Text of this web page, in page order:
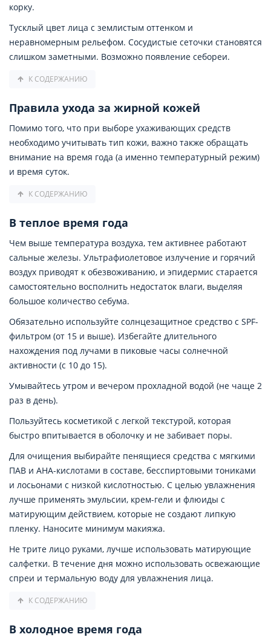
корку.
Тусклый цвет лица с землистым оттенком и
неравномерным рельефом. Сосудистые сеточки становятся
слишком заметными. Возможно появление себореи.
К СОДЕРЖАНИЮ
Правила ухода за жирной кожей
Помимо того, что при выборе ухаживающих средств
необходимо учитывать тип кожи, важно также обращать
внимание на время года (а именно температурный режим)
и время суток.
К СОДЕРЖАНИЮ
В теплое время года
Чем выше температура воздуха, тем активнее работают
сальные железы. Ультрафиолетовое излучение и горячий
воздух приводят к обезвоживанию, и эпидермис старается
самостоятельно восполнить недостаток влаги, выделяя
большое количество себума.
Обязательно используйте солнцезащитное средство с SPF-
фильтром (от 15 и выше). Избегайте длительного
нахождения под лучами в пиковые часы солнечной
активности (с 10 до 15).
Умывайтесь утром и вечером прохладной водой (не чаще 2
раз в день).
Пользуйтесь косметикой с легкой текстурой, которая
быстро впитывается в оболочку и не забивает поры.
Для очищения выбирайте пенящиеся средства с мягкими
ПАВ и AHA-кислотами в составе, бесспиртовыми тониками
и лосьонами с низкой кислотностью. С целью увлажнения
лучше применять эмульсии, крем-гели и флюиды с
матирующим действием, которые не создают липкую
пленку. Наносите минимум макияжа.
Не трите лицо руками, лучше использовать матирующие
салфетки. В течение дня можно использовать освежающие
спреи и термальную воду для увлажнения лица.
К СОДЕРЖАНИЮ
В холодное время года